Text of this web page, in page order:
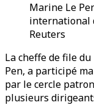
Marine Le
international
Reuters
La cheffe de file
Pen, a participé
par le cercle
plusieurs